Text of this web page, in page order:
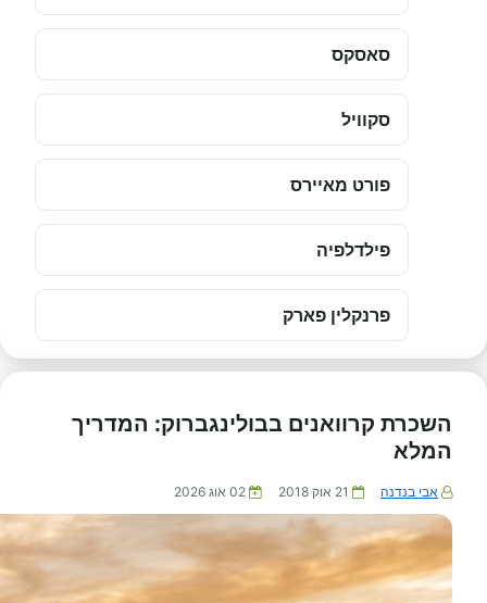
סאסקס
סקוויל
פורט מאיירס
פילדלפיה
פרנקלין פארק
השכרת קרוואנים בבולינגברוק: המדריך
המלא
אבי בנדנה 21 אוק 2018 02 אוג 2026